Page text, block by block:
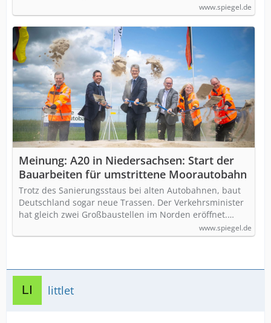
www.spiegel.de
Meinung: A20 in Niedersachsen: Start der
Bauarbeiten für umstrittene Moorautobahn
Trotz des Sanierungsstaus bei alten Autobahnen, baut
Deutschland sogar neue Trassen. Der Verkehrsminister
hat gleich zwei Großbaustellen im Norden eröffnet.…
www.spiegel.de
littlet